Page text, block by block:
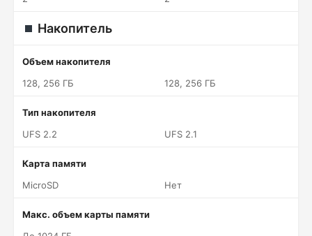
Накопитель
Объем накопителя
128, 256 ГБ
128, 256 ГБ
Тип накопителя
UFS 2.2
UFS 2.1
Карта памяти
MicroSD
Нет
Макс. объем карты памяти